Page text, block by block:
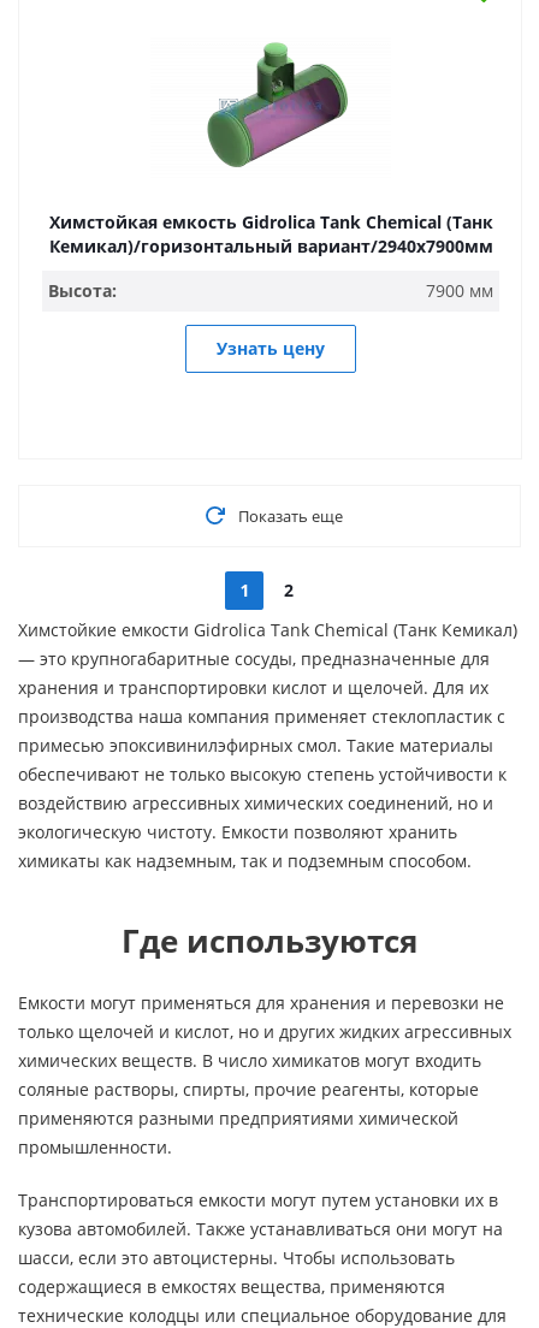
Химстойкая емкость Gidrolica Tank Chemical (Танк
Кемикал)/горизонтальный вариант/2940х7900мм
Высота:
7900 мм
Узнать цену
Показать еще
1
2
Химстойкие емкости Gidrolica Tank Chemical (Танк Кемикал)
— это крупногабаритные сосуды, предназначенные для
хранения и транспортировки кислот и щелочей. Для их
производства наша компания применяет стеклопластик с
примесью эпоксивинилэфирных смол. Такие материалы
обеспечивают не только высокую степень устойчивости к
воздействию агрессивных химических соединений, но и
экологическую чистоту. Емкости позволяют хранить
химикаты как надземным, так и подземным способом.
Где используются
Емкости могут применяться для хранения и перевозки не
только щелочей и кислот, но и других жидких агрессивных
химических веществ. В число химикатов могут входить
соляные растворы, спирты, прочие реагенты, которые
применяются разными предприятиями химической
промышленности.
Транспортироваться емкости могут путем установки их в
кузова автомобилей. Также устанавливаться они могут на
шасси, если это автоцистерны. Чтобы использовать
содержащиеся в емкостях вещества, применяются
технические колодцы или специальное оборудование для